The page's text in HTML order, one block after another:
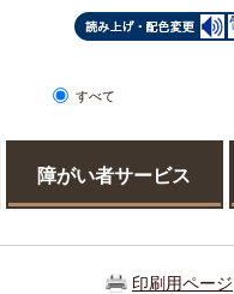
すべて
障がい者サービス
印刷用ページ